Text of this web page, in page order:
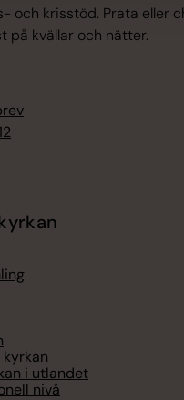
och krisstöd. Prata eller
på kvällar och nätter.
kyrkan
i utlandet
nivå